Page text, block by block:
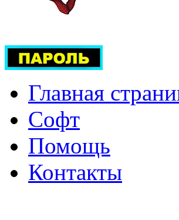
Главная
Софт
Помощь
Контакты